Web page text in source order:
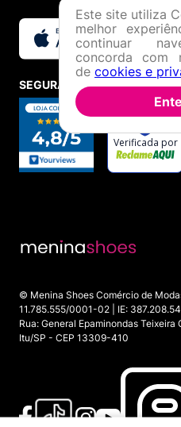
SEGURANÇA E
© Menina Shoes Comércio de
11.785.555/0001-02 | IE:
Rua: General Epaminondas
Itu/SP - CEP 13309-410
Este site utiliza
melhor
continuar
concorda com
de cookies e